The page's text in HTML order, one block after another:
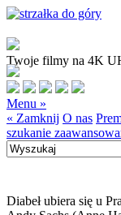
Twoje filmy na 4K
Menu »
« Zamknij O nas
szukanie
Diabeł ubiera się u